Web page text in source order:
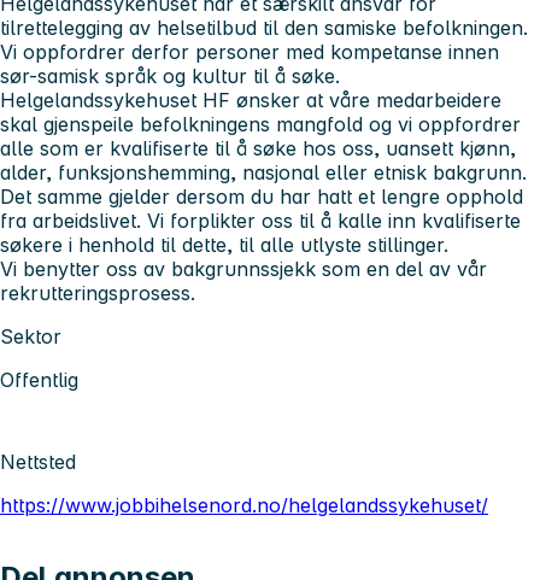
tilrettelegging av helsetilbud til den samiske befolkningen.
Vi oppfordrer derfor personer med kompetanse innen
sør-samisk språk og kultur til å søke.
Helgelandssykehuset HF ønsker at våre medarbeidere
skal gjenspeile befolkningens mangfold og vi oppfordrer
alle som er kvalifiserte til å søke hos oss, uansett kjønn,
alder, funksjonshemming, nasjonal eller etnisk bakgrunn.
Det samme gjelder dersom du har hatt et lengre opphold
fra arbeidslivet. Vi forplikter oss til å kalle inn kvalifiserte
søkere i henhold til dette, til alle utlyste stillinger.
Vi benytter oss av bakgrunnssjekk som en del av vår
rekrutteringsprosess.
Sektor
Offentlig
Nettsted
https://www.jobbihelsenord.no/helgelandssykehuset/